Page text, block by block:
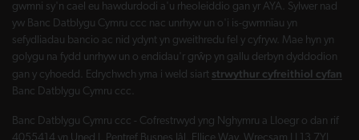
gwmni sy'n cael eu hawdurdodi a'u rheoleiddio gan yr AYA. Sylwer nad
yw Banc Datblygu Cymru ccc nac unrhyw un o'i is-gwmnïau yn
sefydliadau bancio ac nid ydynt yn gweithredu fel y cyfryw. Mae hyn yn
golygu na fydd unrhyw un o endidau'r grŵp yn gallu derbyn dyddodion
gan y cyhoedd. Edrychwch yma i weld siart strwythur cyfreithiol cyfan
Banc Datblygu Cymru ccc.
Banc Datblygu Cymru ccc - Cofrestrwyd yng Nghymru a Lloegr o dan rif